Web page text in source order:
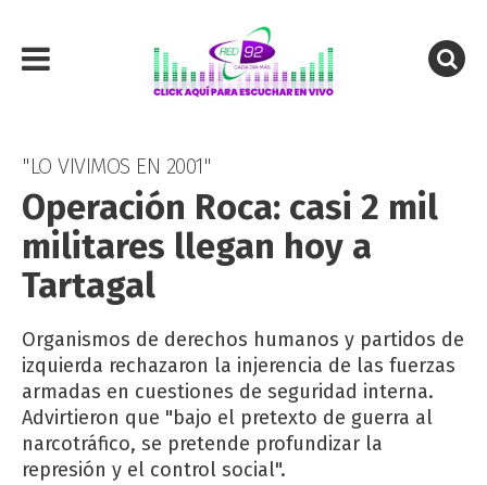
"LO VIVIMOS EN 2001"
Operación Roca: casi 2 mil
militares llegan hoy a
Tartagal
Organismos de derechos humanos y partidos de
izquierda rechazaron la injerencia de las fuerzas
armadas en cuestiones de seguridad interna.
Advirtieron que "bajo el pretexto de guerra al
narcotráfico, se pretende profundizar la
represión y el control social".